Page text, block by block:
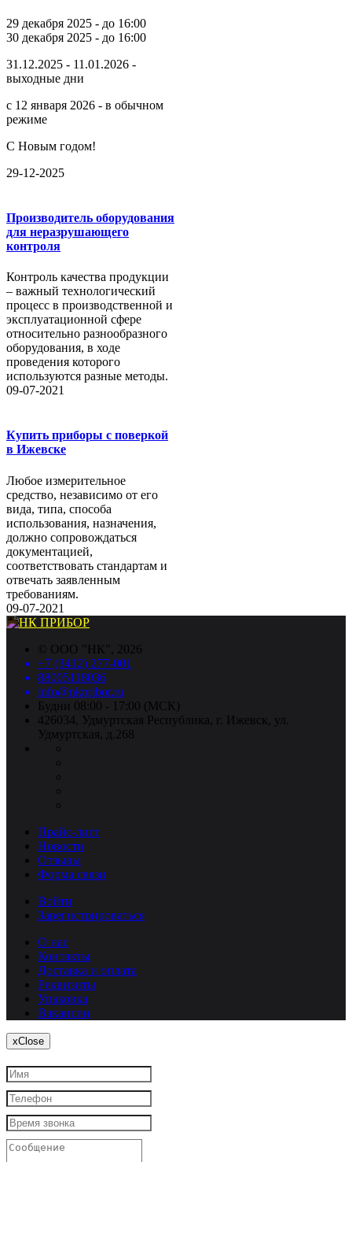
29 декабря 2025 - до 16:00
30 декабря 2025 - до 16:00
31.12.2025 - 11.01.2026 -
выходные дни
с 12 января 2026 - в обычном
режиме
С Новым годом!
29-12-2025
Производитель оборудования
для неразрушающего
контроля
Контроль качества продукции
– важный технологический
процесс в производственной и
эксплуатационной сфере
относительно разнообразного
оборудования, в ходе
проведения которого
используются разные методы.
09-07-2021
Купить приборы с поверкой
в Ижевске
Любое измерительное
средство, независимо от его
вида, типа, способа
использования, назначения,
должно сопровождаться
документацией,
соответствовать стандартам и
отвечать заявленным
требованиям.
09-07-2021
© ООО "НК", 2026
+7 (3412) 277-001
88005118036
info@nkpribor.ru
Будни 08:00 - 17:00 (МСК)
426034, Удмуртская Республика, г. Ижевск, ул.
Удмуртская, д.268
Прайс-лист
Новости
Отзывы
Форма связи
Войти
Зарегистрироваться
О нас
Контакты
Доставка и оплата
Реквизиты
Упаковка
Вакансии
xClose